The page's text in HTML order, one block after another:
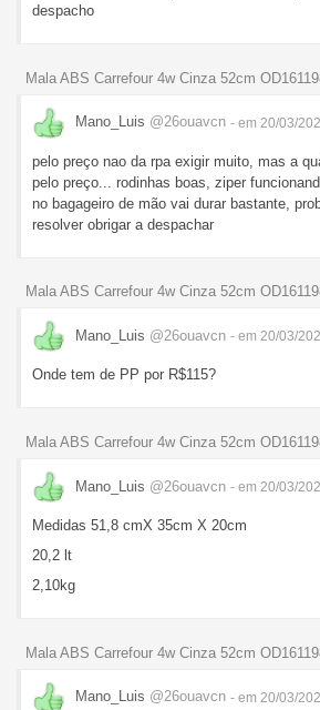
despacho
Mala ABS Carrefour 4w Cinza 52cm
Mano_Luis @26ouavcn - em 20/03/
pelo preço nao da rpa exigir muito, mas a
pelo preço... rodinhas boas, ziper
no bagageiro de mão vai durar bastante,
resolver obrigar a despachar
Mala ABS Carrefour 4w Cinza 52cm
Mano_Luis @26ouavcn - em 20/03/
Onde tem de PP por R$115?
Mala ABS Carrefour 4w Cinza 52cm
Mano_Luis @26ouavcn - em 20/03/
Medidas 51,8 cmX 35cm X 20cm
20,2 lt
2,10kg
Mala ABS Carrefour 4w Cinza 52cm
Mano_Luis @26ouavcn - em 20/03/